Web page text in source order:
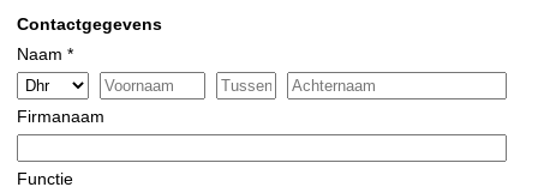
Contactgegevens
Naam *
Firmanaam
Functie